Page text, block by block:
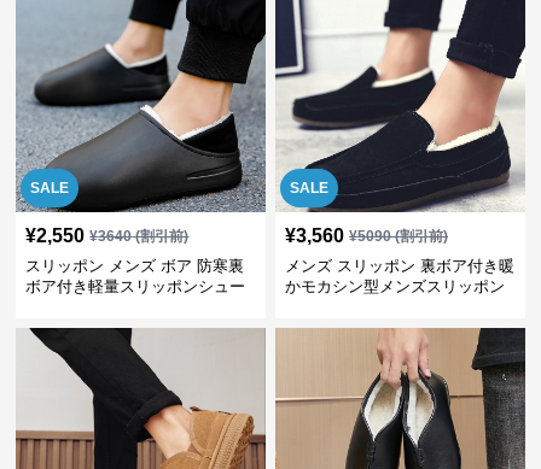
SALE
¥2,550 ¥3640(割引前)
スリッポン メンズ ボア 防寒裏
ボア付き軽量スリッポンシュー
SALE
¥3,560 ¥5090(割引前)
メンズ スリッポン 裏ボア付き暖
かモカシン型メンズスリッポン